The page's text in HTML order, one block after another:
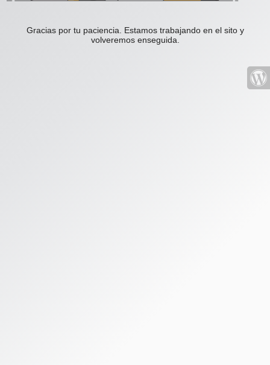
Gracias por tu paciencia. Estamos trabajando en el sito y
volveremos enseguida.